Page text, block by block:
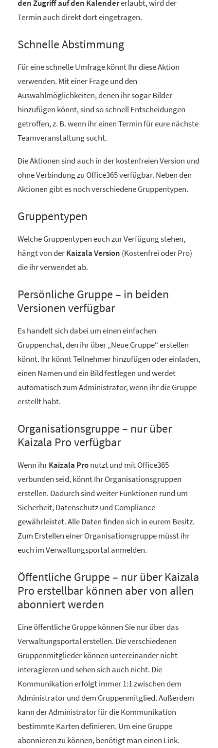
den Zugriff auf den Kalendererlaubt, wird der
Termin auch direkt dort eingetragen.
Schnelle Abstimmung
Für eine schnelle Umfrage könnt Ihr diese Aktion
verwenden. Mit einer Frage und den
Auswahlmöglichkeiten, denen ihr sogar Bilder
hinzufügen könnt, sind so schnell Entscheidungen
getroffen, z. B. wenn ihr einen Termin für eure nächste
Teamveranstaltung sucht.
Die Aktionen sind auch in der kostenfreien Version und
ohne Verbindung zu Office365 verfügbar. Neben den
Aktionen gibt es noch verschiedene Gruppentypen.
Gruppentypen
Welche Gruppentypen euch zur Verfügung stehen,
hängt von derKaizala Version (Kostenfrei oder Pro)
die ihr verwendet ab.
Persönliche Gruppe – in beiden
Versionen verfügbar
Es handelt sich dabei um einen einfachen
Gruppenchat, den ihr über „Neue Gruppe“ erstellen
könnt. Ihr könnt Teilnehmer hinzufügen oder einladen,
einen Namen und ein Bild festlegen und werdet
automatisch zum Administrator, wenn ihr die Gruppe
erstellt habt.
Organisationsgruppe – nur über
Kaizala Pro verfügbar
Wenn ihrKaizala Pronutzt und mit Office365
verbunden seid, könnt Ihr Organisationsgruppen
erstellen. Dadurch sind weiter Funktionen rund um
Sicherheit, Datenschutz und Compliance
gewährleistet. Alle Daten finden sich in eurem Besitz.
Zum Erstellen einer Organisationsgruppe müsst ihr
euch im Verwaltungsportal anmelden.
Öffentliche Gruppe – nur über Kaizala
Pro erstellbar können aber von allen
abonniert werden
Eine öffentliche Gruppe können Sie nur über das
Verwaltungsportal erstellen. Die verschiedenen
Gruppenmitglieder können untereinander nicht
interagieren und sehen sich auch nicht. Die
Kommunikation erfolgt immer 1:1 zwischen dem
Administrator und dem Gruppenmitglied. Außerdem
kann der Administrator für die Kommunikation
bestimmte Karten definieren. Um eine Gruppe
abonnieren zu können, benötigt man einen Link.